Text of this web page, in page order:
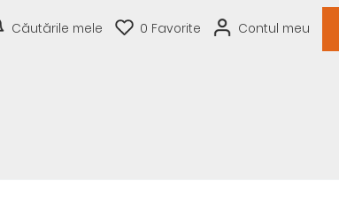
Căutările mele 0 Favorite Contul meu